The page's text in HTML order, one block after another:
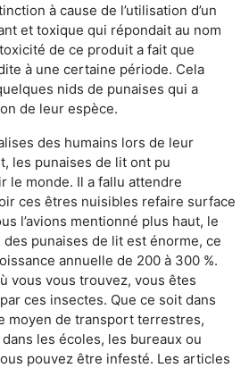
à cause de l’utilisation d’un
et toxique qui répondait au nom
de ce produit a fait que
à une certaine période. Cela
nids de punaises qui a
de leur espèce.
des humains lors de leur
les punaises de lit ont pu
le monde. Il a fallu attendre
ces êtres nuisibles refaire surface
l’avions mentionné plus haut, le
punaises de lit est énorme, ce
annuelle de 200 à 300 %.
vous vous trouvez, vous êtes
ces insectes. Que ce soit dans
moyen de transport terrestres,
les écoles, les bureaux ou
pouvez être infesté. Les articles